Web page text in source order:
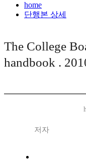
home
단행본 상세
The College
handbook .
저자